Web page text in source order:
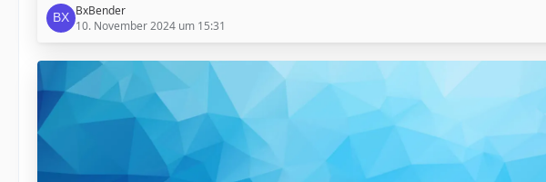
BxBender
10. November 2024 um 15:31